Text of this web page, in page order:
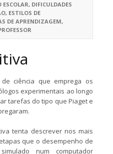
ESCOLAR, DIFICULDADES
, ESTILOS DE
DE APRENDIZAGEM,
ciência que emprega os
experimentais ao longo
tarefas do tipo que Piaget e
tenta descrever nos mais
que o desempenho de
num computador